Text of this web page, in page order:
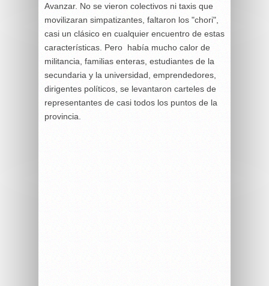
Avanzar. No se vieron colectivos ni taxis que
movilizaran simpatizantes, faltaron los "chori",
casi un clásico en cualquier encuentro de estas
características. Pero había mucho calor de
militancia, familias enteras, estudiantes de la
secundaria y la universidad, emprendedores,
dirigentes políticos, se levantaron carteles de
representantes de casi todos los puntos de la
provincia.